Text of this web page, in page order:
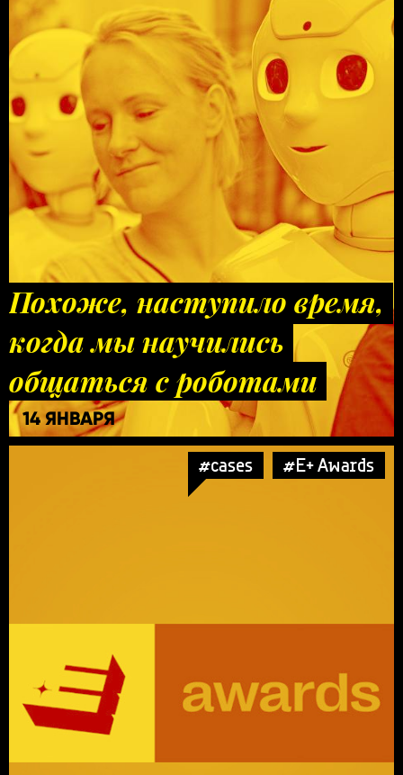
Похоже, наступило время,
когда мы научились
общаться с роботами
14 ЯНВАРЯ
#cases #E+ Awards